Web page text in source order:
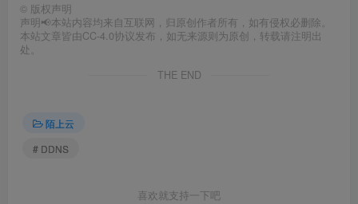
© 版权声明
声明📢本站内容均来自互联网，归原创作者所有，如有侵权必删除。
本站文章皆由CC-4.0协议发布，如无来源则为原创，转载请注明出
处。
THE END
陌上云
# DDNS
喜欢就支持一下吧